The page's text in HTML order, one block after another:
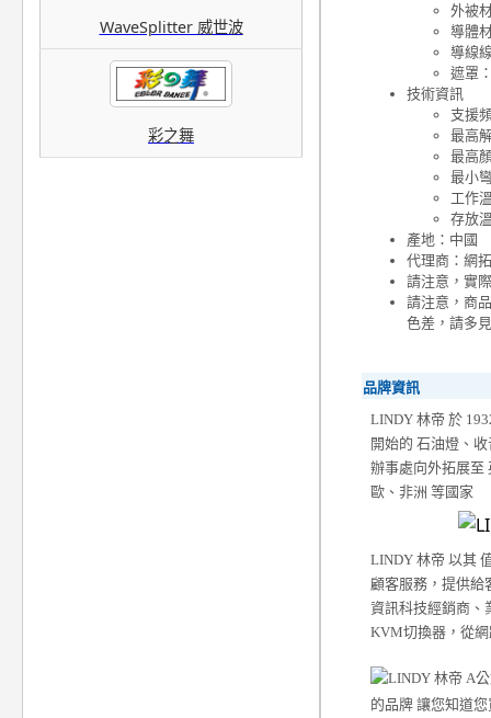
WaveSplitter 威世波
彩之舞
外被
導體
導線
遮罩
技術資訊
支援
最高
最高
最小
工作
存放
產地：中國
代理商：網
請注意，實
請注意，商
色差，請多
品牌資訊
LINDY 林帝 於
開始的 石油燈、
辦事處向外拓展至
歐、非洲 等國家
LINDY 林帝 以其
顧客服務，提供給
資訊科技經銷商、
KVM切換器，從
的品牌 讓您知道